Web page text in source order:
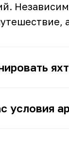
условия